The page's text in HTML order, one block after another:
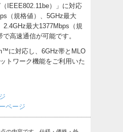
IEEE802.11be）」に対応
（規格値）、5GHz最大
2.4GHz最大1377Mbps（規
高速通信が可能です。
に対応し、6GHz帯とMLO
トワーク機能をご利用いた
ページ